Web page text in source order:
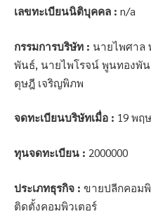
เลขทะเบียนนิติบุคคล : n/a
กรรมการบริษัท : นายไพศาล
พันธ์, นายไพโรจน์ พูนทองพั
ดุษฎี เจริญพิภพ
จดทะเบียนบริษัทเมื่อ : 19 พฤ
ทุนจดทะเบียน : 2000000
ประเภทธุรกิจ : ขายปลีกคอม
ติดตั้งคอมพิวเตอร์